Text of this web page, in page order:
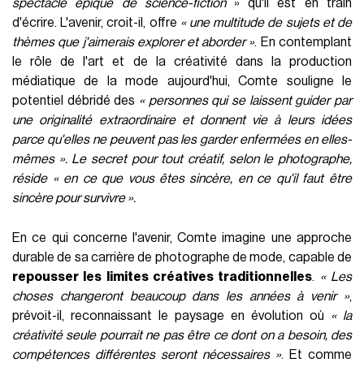
spectacle épique de science-fiction» qu'il est en train
d'écrire. L'avenir, croit-il, offre « une multitude de sujets et de
thèmes que j'aimerais explorer et aborder ». En contemplant
le rôle de l'art et de la créativité dans la production
médiatique de la mode aujourd'hui, Comte souligne le
potentiel débridé des « personnes qui se laissent guider par
une originalité extraordinaire et donnent vie à leurs idées
parce qu'elles ne peuvent pas les garder enfermées en elles-
mêmes ». Le secret pour tout créatif, selon le photographe,
réside « en ce que vous êtes sincère, en ce qu'il faut être
sincère pour survivre ».
En ce qui concerne l'avenir, Comte imagine une approche
durable de sa carrière de photographe de mode, capable de
repousser les limites créatives traditionnelles. « Les
choses changeront beaucoup dans les années à venir »,
prévoit-il, reconnaissant le paysage en évolution où « la
créativité seule pourrait ne pas être ce dont on a besoin, des
compétences différentes seront nécessaires ». Et comme